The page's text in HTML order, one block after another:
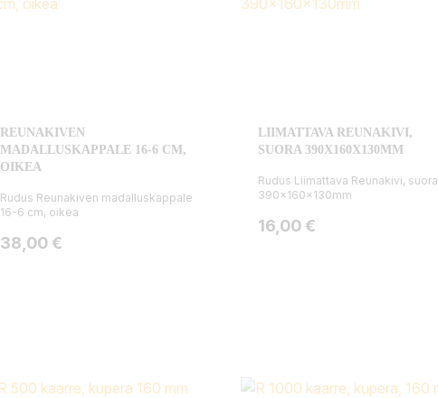
REUNAKIVEN
MADALLUSKAPPALE 16-6 CM,
OIKEA
Rudus Reunakiven madalluskappale
16-6 cm, oikea
Hinta
38,00 €
LIIMATTAVA REUNAKIVI,
SUORA 390X160X130MM
Rudus Liimattava Reunakivi, suora
390x160x130mm
Hinta
16,00 €